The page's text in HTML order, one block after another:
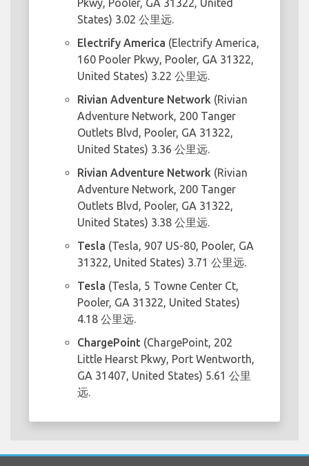
Pkwy, Pooler, GA 31322, United
States) 3.02 公里远.
Electrify America (Electrify America,
160 Pooler Pkwy, Pooler, GA 31322,
United States) 3.22 公里远.
Rivian Adventure Network (Rivian
Adventure Network, 200 Tanger
Outlets Blvd, Pooler, GA 31322,
United States) 3.36 公里远.
Rivian Adventure Network (Rivian
Adventure Network, 200 Tanger
Outlets Blvd, Pooler, GA 31322,
United States) 3.38 公里远.
Tesla (Tesla, 907 US-80, Pooler, GA
31322, United States) 3.71 公里远.
Tesla (Tesla, 5 Towne Center Ct,
Pooler, GA 31322, United States)
4.18 公里远.
ChargePoint (ChargePoint, 202
Little Hearst Pkwy, Port Wentworth,
GA 31407, United States) 5.61 公里
远.